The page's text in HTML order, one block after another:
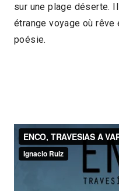
2013 >
sur une plage déserte.
étrange voyage où rêve
poésie.